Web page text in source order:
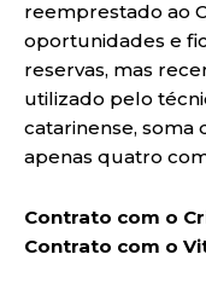
reemprestado ao
oportunidades e
reservas, mas
utilizado pelo
catarinense, soma
apenas quatro
Contrato com o
Contrato com o